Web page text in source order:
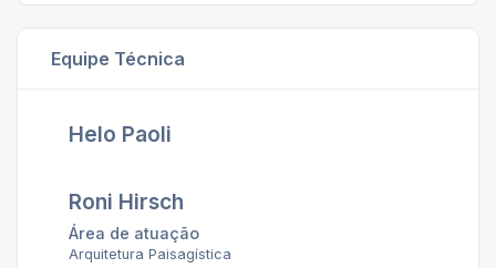
Equipe Técnica
Helo Paoli
Roni Hirsch
Área de atuação
Arquitetura Paisagística